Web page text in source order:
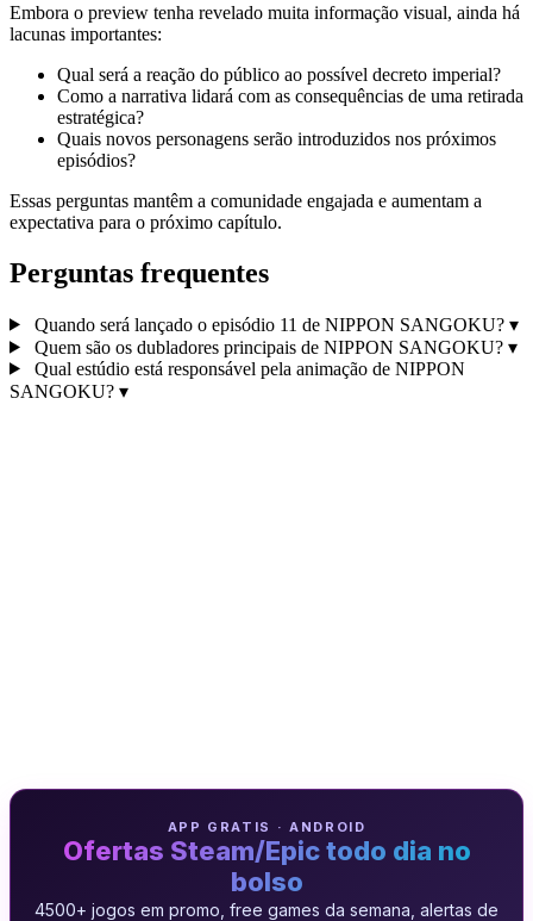
Embora o preview tenha revelado muita informação visual, ainda há
lacunas importantes:
Qual será a reação do público ao possível decreto imperial?
Como a narrativa lidará com as consequências de uma retirada
estratégica?
Quais novos personagens serão introduzidos nos próximos
episódios?
Essas perguntas mantêm a comunidade engajada e aumentam a
expectativa para o próximo capítulo.
Perguntas frequentes
Quando será lançado o episódio 11 de NIPPON SANGOKU? ▾
Quem são os dubladores principais de NIPPON SANGOKU? ▾
Qual estúdio está responsável pela animação de NIPPON
SANGOKU? ▾
APP GRATIS · ANDROID
Ofertas Steam/Epic todo dia no
bolso
4500+ jogos em promo, free games da semana, alertas de